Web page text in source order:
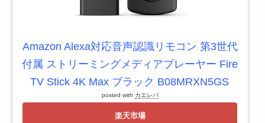
Amazon Alexa対応音声認識リモコン 第3世代
付属 ストリーミングメディアプレーヤー Fire
TV Stick 4K Max ブラック B08MRXN5GS
posted with カエレバ
楽天市場